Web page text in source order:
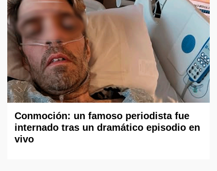
Conmoción: un famoso periodista fue
internado tras un dramático episodio en
vivo